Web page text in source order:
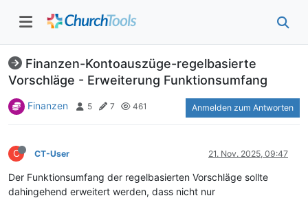
Finanzen-Kontoauszüge-regelbasierte
Vorschläge - Erweiterung Funktionsumfang
Finanzen 5 7 461 Anmelden zum Antworten
C CT-User 21. Nov. 2025, 09:47
Der Funktionsumfang der regelbasierten Vorschläge sollte
dahingehend erweitert werden, dass nicht nur